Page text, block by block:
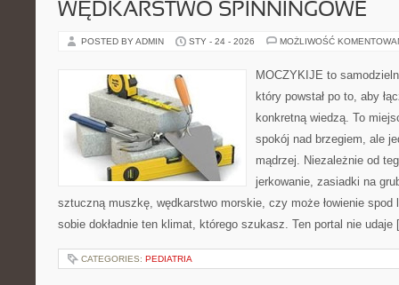
WĘDKARSTWO SPINNINGOWE
POSTED BY ADMIN STY - 24 - 2026 MOŻLIWOŚĆ
MOCZYKIJE to
który powstał po to, aby
konkretną wiedzą. To
spokój nad brzegiem, ale
mądrzej. Niezależnie od
jerkowanie, zasiadki na
sztuczną muszkę, wędkarstwo morskie, czy może łowienie spod
sobie dokładnie ten klimat, którego szukasz. Ten portal nie
CATEGORIES: PEDIATRIA